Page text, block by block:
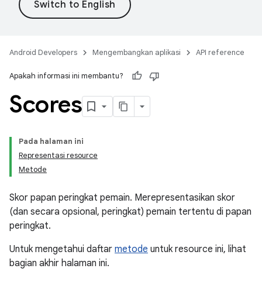
Android Developers Mengembangkan aplikasi API reference
Apakah informasi ini membantu?
Scores
Pada halaman ini
Representasi resource
Metode
Skor papan peringkat pemain. Merepresentasikan skor
(dan secara opsional, peringkat) pemain tertentu di papan
peringkat.
Untuk mengetahui daftar metode untuk resource ini, lihat
bagian akhir halaman ini.